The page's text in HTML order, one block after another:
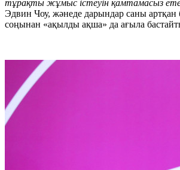
тұрақты жұмыс істеуін қамтамасыз
Эдвин Чоу, жәнеде дарындар саны артқан
соңынан «ақылды ақша» да ағыла